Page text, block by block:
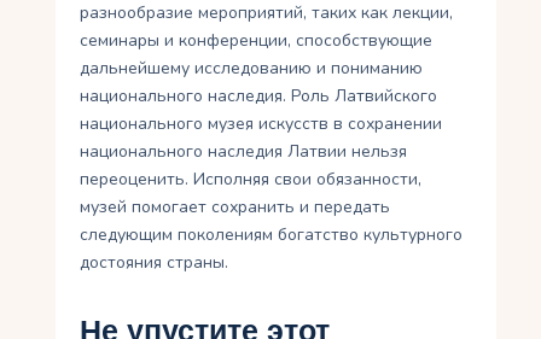
разнообразие мероприятий, таких как лекции,
семинары и конференции, способствующие
дальнейшему исследованию и пониманию
национального наследия. Роль Латвийского
национального музея искусств в сохранении
национального наследия Латвии нельзя
переоценить. Исполняя свои обязанности,
музей помогает сохранить и передать
следующим поколениям богатство культурного
достояния страны.
Не упустите этот